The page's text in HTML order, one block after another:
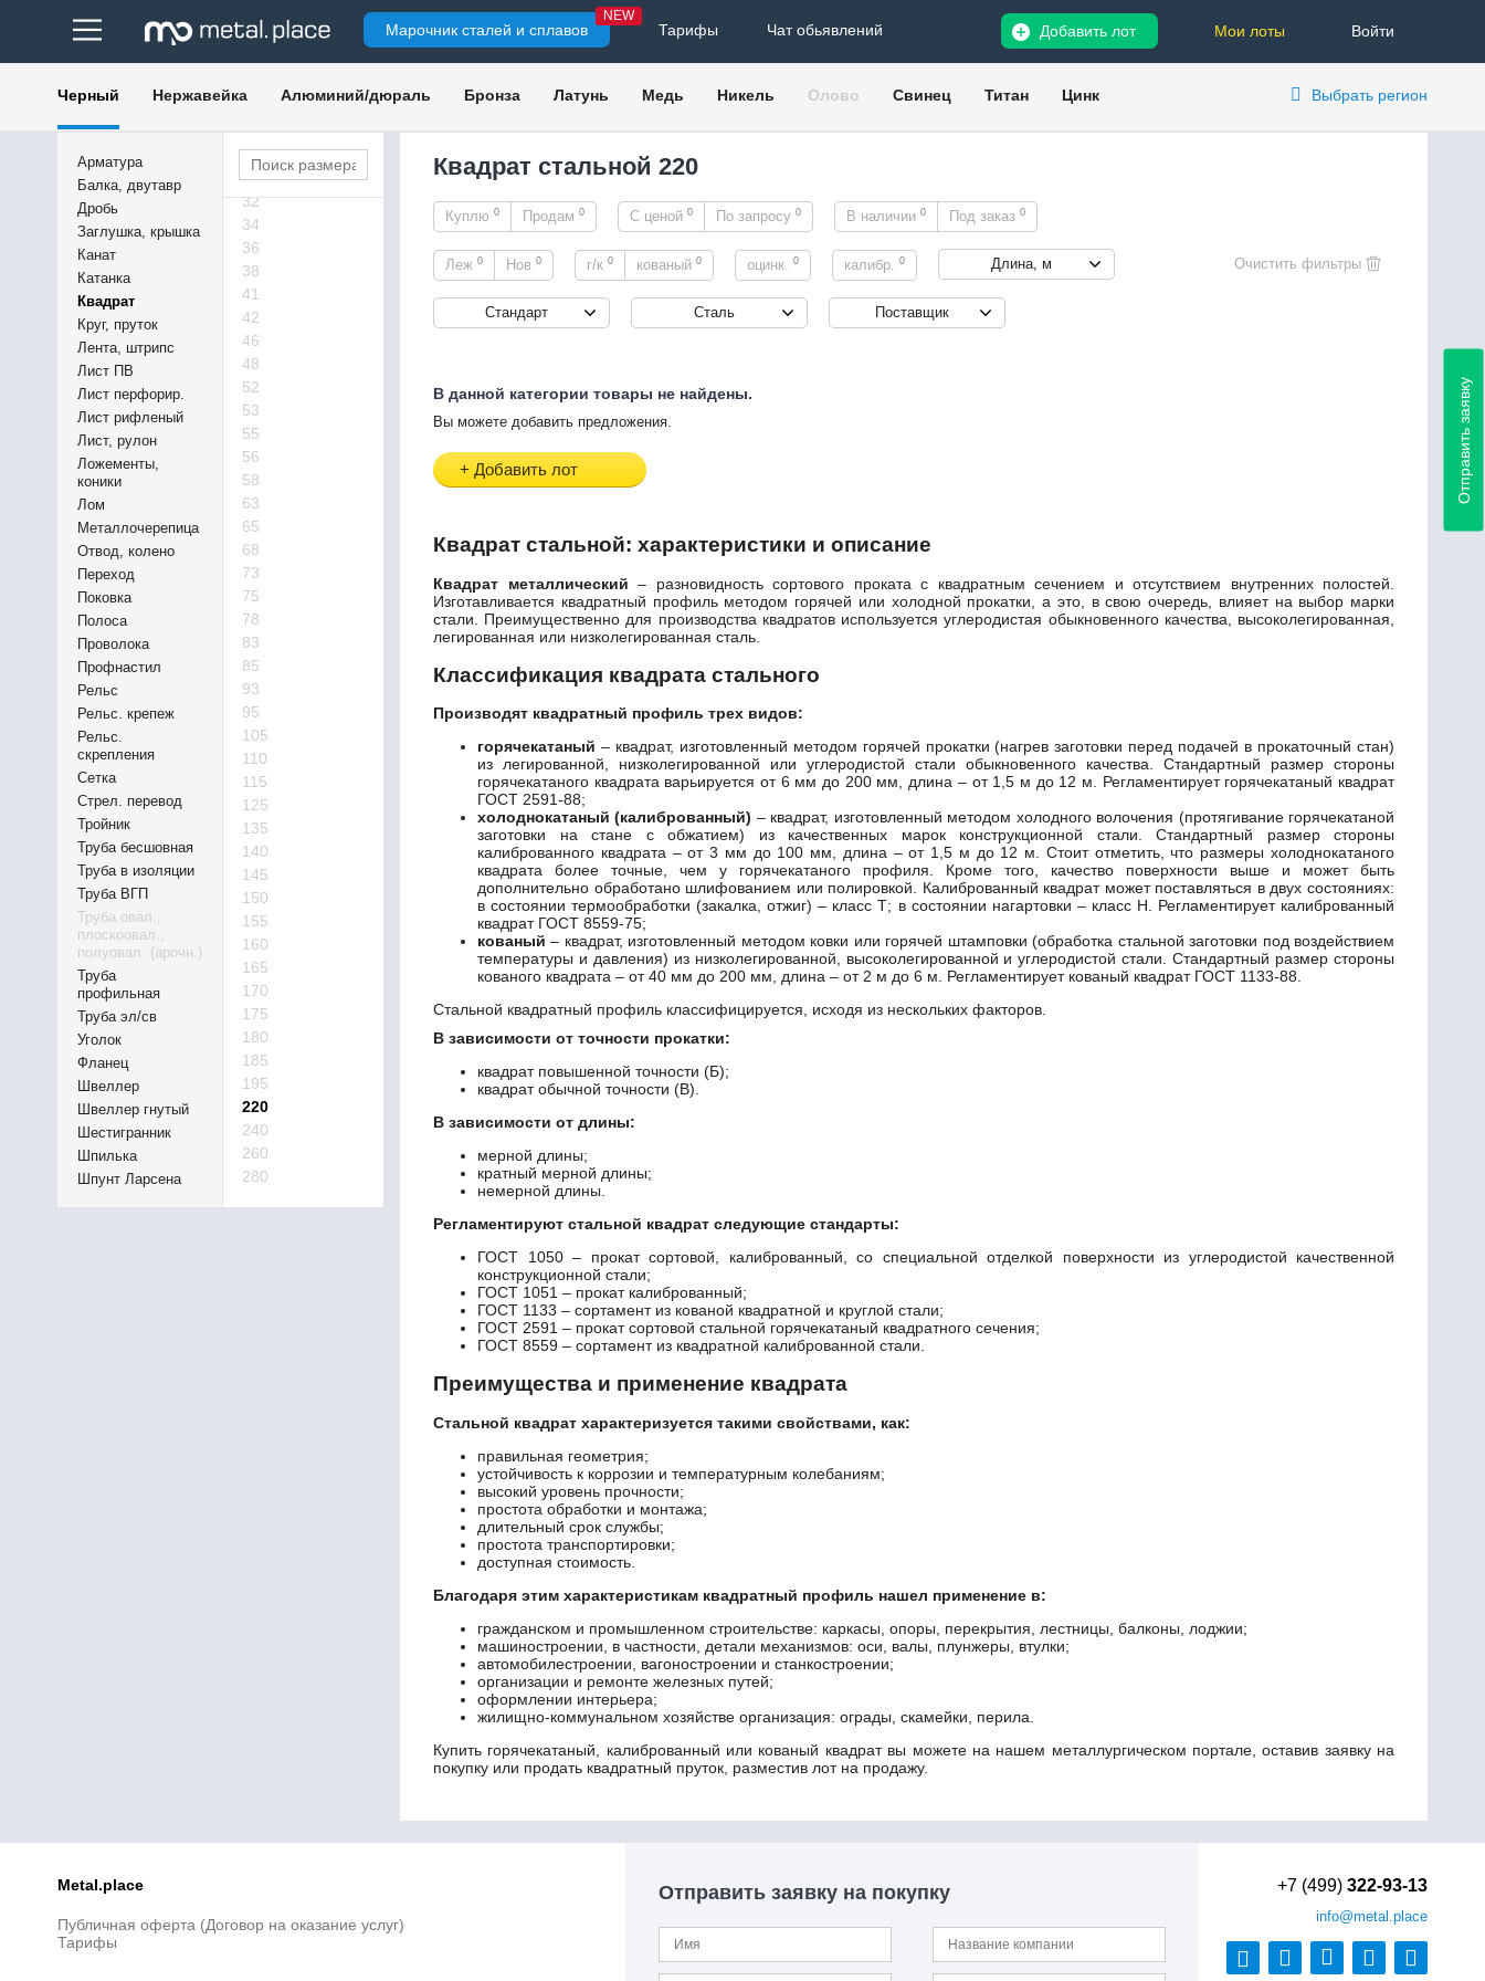
Марочник сталей и сплавов
NEW
Тарифы Чат обьявлений Войти
Мои лоты
Добавить лот
Черный Нержавейка Алюминий/дюраль Бронза Латунь Медь Никель Олово Свинец Титан Цинк Выбрать регион
Арматура
Балка, двутавр
Дробь
Заглушка, крышка
Канат
Катанка
Квадрат
Круг, пруток
Лента, штрипс
Лист ПВ
Лист перфорир.
Лист рифленый
Лист, рулон
Ложементы,
коники
Лом
Металлочерепица
Отвод, колено
Переход
Поковка
Полоса
Проволока
Профнастил
Рельс
Рельс. крепеж
Рельс.
скрепления
Сетка
Стрел. перевод
Тройник
Труба бесшовная
Труба в изоляции
Труба ВГП
Труба овал.,
плоскоовал.,
полуовал. (арочн.)
Труба
профильная
Труба эл/св
Уголок
Фланец
Швеллер
Швеллер гнутый
Шестигранник
Шпилька
Шпунт Ларсена
21
23
27
28
29
32
34
36
38
41
42
46
48
52
53
55
56
58
63
65
68
73
75
78
83
85
93
95
105
110
115
125
135
140
145
150
155
160
165
170
175
180
185
195
220
240
260
280
Квадрат стальной 220
Куплю 0 Продам 0 С ценой 0 По запросу 0 В наличии 0 Под заказ 0
Леж 0 Нов 0 г/к 0 кованый 0 оцинк. 0 калибр. 0 Длина, м
Стандарт Сталь Поставщик
В данной категории товары не найдены.
Вы можете добавить предложения.
+ Добавить лот
Квадрат стальной: характеристики и описание
Квадрат металлический – разновидность сортового проката с квадратным сечением и отсутствием внутренних полостей.
Изготавливается квадратный профиль методом горячей или холодной прокатки, а это, в свою очередь, влияет на выбор марки
стали. Преимущественно для производства квадратов используется углеродистая обыкновенного качества, высоколегированная,
легированная или низколегированная сталь.
Классификация квадрата стального
Производят квадратный профиль трех видов:
горячекатаный – квадрат, изготовленный методом горячей прокатки (нагрев заготовки перед подачей в прокаточный стан)
из легированной, низколегированной или углеродистой стали обыкновенного качества. Стандартный размер стороны
горячекатаного квадрата варьируется от 6 мм до 200 мм, длина – от 1,5 м до 12 м. Регламентирует горячекатаный квадрат
ГОСТ 2591-88;
холоднокатаный (калиброванный) – квадрат, изготовленный методом холодного волочения (протягивание горячекатаной
заготовки на стане с обжатием) из качественных марок конструкционной стали. Стандартный размер стороны
калиброванного квадрата – от 3 мм до 100 мм, длина – от 1,5 м до 12 м. Стоит отметить, что размеры холоднокатаного
квадрата более точные, чем у горячекатаного профиля. Кроме того, качество поверхности выше и может быть
дополнительно обработано шлифованием или полировкой. Калиброванный квадрат может поставляться в двух состояниях:
в состоянии термообработки (закалка, отжиг) – класс Т; в состоянии нагартовки – класс Н. Регламентирует калиброванный
квадрат ГОСТ 8559-75;
кованый – квадрат, изготовленный методом ковки или горячей штамповки (обработка стальной заготовки под воздействием
температуры и давления) из низколегированной, высоколегированной и углеродистой стали. Стандартный размер стороны
кованого квадрата – от 40 мм до 200 мм, длина – от 2 м до 6 м. Регламентирует кованый квадрат ГОСТ 1133-88.
Стальной квадратный профиль классифицируется, исходя из нескольких факторов.
В зависимости от точности прокатки:
квадрат повышенной точности (Б);
квадрат обычной точности (В).
В зависимости от длины:
мерной длины;
кратный мерной длины;
немерной длины.
Регламентируют стальной квадрат следующие стандарты:
ГОСТ 1050– прокат сортовой, калиброванный, со специальной отделкой поверхности из углеродистой качественной
конструкционной стали;
ГОСТ 1051 – прокат калиброванный;
ГОСТ 1133 – сортамент из кованой квадратной и круглой стали;
ГОСТ 2591 – прокат сортовой стальной горячекатаный квадратного сечения;
ГОСТ 8559 – сортамент из квадратной калиброванной стали.
Преимущества и применение квадрата
Стальной квадрат характеризуется такими свойствами, как:
правильная геометрия;
устойчивость к коррозии и температурным колебаниям;
высокий уровень прочности;
простота обработки и монтажа;
длительный срок службы;
простота транспортировки;
доступная стоимость.
Благодаря этим характеристикам квадратный профиль нашел применение в:
гражданском и промышленном строительстве: каркасы, опоры, перекрытия, лестницы, балконы, лоджии;
машиностроении, в частности, детали механизмов: оси, валы, плунжеры, втулки;
автомобилестроении, вагоностроении и станкостроении;
организации и ремонте железных путей;
оформлении интерьера;
жилищно-коммунальном хозяйстве организация: ограды, скамейки, перила.
Купить горячекатаный, калиброванный или кованый квадрат вы можете на нашем металлургическом портале, оставив заявку на
покупку или продать квадратный пруток, разместив лот на продажу.
Metal.place
Публичная оферта (Договор на оказание услуг)
Тарифы
Отправить заявку на покупку
Отправить заявку
+7 (499) 322-93-13
info@metal.place